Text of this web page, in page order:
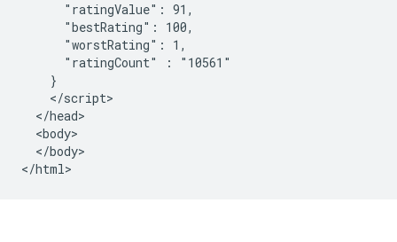
      "ratingValue": 91,
      "bestRating": 100,
      "worstRating": 1,
      "ratingCount" : "10561"
    }
    </script>
  </head>
  <body>
  </body>
</html>